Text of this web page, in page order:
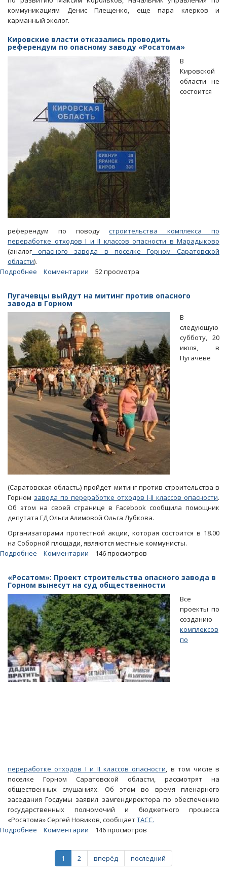
из
«Росатома»
коммуникациям Денис Плещенко, еще пара клерков и
карманный эколог.
Кировские власти отказались проводить
референдум по опасному заводу «Росатома»
В
Кировской
области не
состоится
референдум по поводустроительства комплекса по
переработке отходов I и II классов опасности в Марадыково
(аналог опасного завода в поселке Горном Саратовской
области).
Подробнее
отказались
проводить
референдум
по
опасному
заводу
«Росатома»
Комментарии 52 просмотра
Пугачевцы выйдут на митинг против опасного
завода в Горном
В
следующую
субботу, 20
июля, в
Пугачеве
(Саратовская область) пройдет митинг против строительства в
Горном завода по переработке отходов I-II классов опасности.
Об этом на своей странице в Facebook сообщила помощник
депутата ГД Ольги Алимовой Ольга Лубкова.
Организаторами протестной акции, которая состоится в 18.00
на Соборной площади, являются местные коммунисты.
Подробнее
выйдут
на
митинг
против
опасного
завода
в
Горном
Комментарии 146 просмотров
«Росатом»: Проект строительства опасного завода в
Горном вынесут на суд общественности
Все
проекты по
созданию
комплексов
по
переработке отходов I и II классов опасности, в том числе в
поселке Горном Саратовской области, рассмотрят на
общественных слушаниях. Об этом во время пленарного
заседания Госдумы заявил замгендиректора по обеспечению
государственных полномочий и бюджетного процесса
«Росатома» Сергей Новиков, сообщаетТАСС.
Подробнее
Проект
строительства
Комментарии 146 просмотров
1 2 вперёд последний